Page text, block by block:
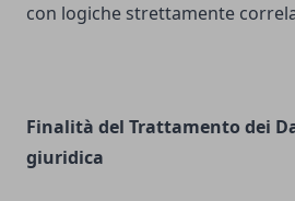
con logiche strettamente
Finalità del Trattamento dei
giuridica